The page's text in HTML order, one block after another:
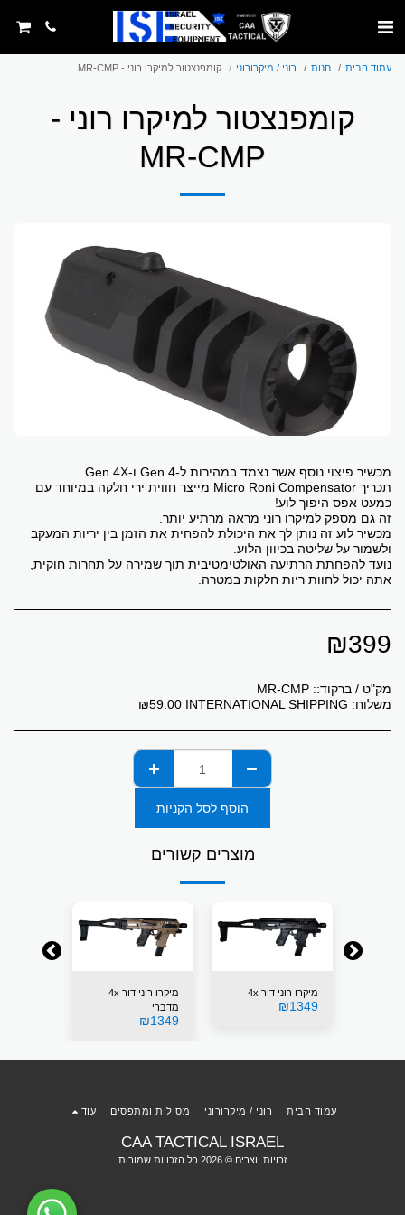
עמוד הבית חנות רוני / מיקרורוני קומפנצטור למיקרו רוני - MR-CMP
קומפנצטור למיקרו רוני -
MR-CMP
תכריך Micro Roni Compensator מייצר חווית ירי חלקה במיוחד עם
מכשיר לוע זה נותן לך את היכולת להפחית את הזמן בין יריות המעקב
נועד להפחתת הרתיעה האולטימטיבית תוך שמירה על תחרות חוקית,
אתה יכול לחוות ריות חלקות במטרה.
₪399
מק"ט / ברקוד:: MR-CMP
משלוח: INTERNATIONAL SHIPPING
₪59.00
הוסף לסל הקניות
מוצרים קשורים
מיקרו רוני דור 4x
₪1349
מיקרו רוני דור 4x
מדברי
₪1349
CAA TACTICAL ISRAEL
זכויות יוצרים © 2026 כל הזכויות שמורות
עמוד הבית רוני / מיקרורוני מסילות ומתפסים עוד